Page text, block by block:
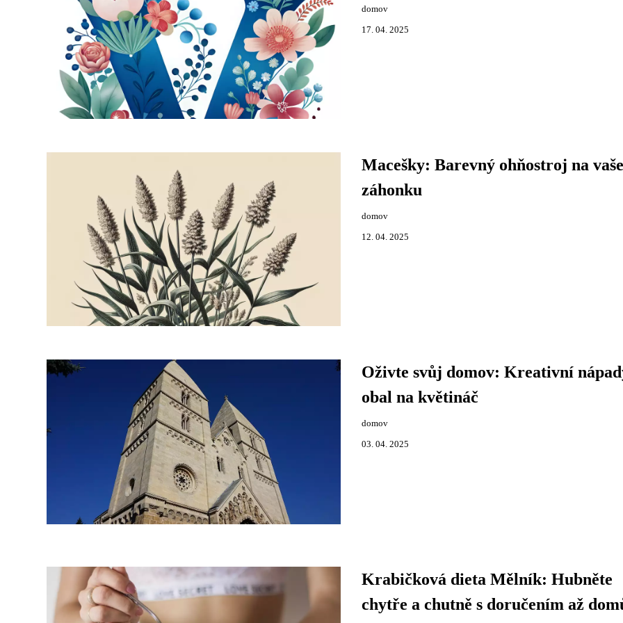
domov
17. 04. 2025
Macešky: Barevný ohňostroj na
záhonku
domov
12. 04. 2025
Oživte svůj domov: Kreativní
obal na květináč
domov
03. 04. 2025
Krabičková dieta Mělník: Hubněte
chytře a chutně s doručením až